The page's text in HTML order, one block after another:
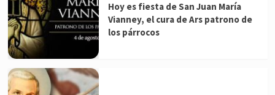
Hoy es fiesta de San Juan María
Vianney, el cura de Ars patrono de
los párrocos